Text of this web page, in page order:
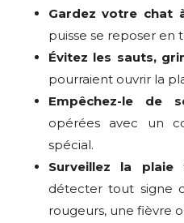
Gardez votre chat
puisse se reposer en
Évitez les sauts,
pourraient ouvrir la
Empêchez-le de
opérées avec un
spécial.
Surveillez la
détecter tout signe
rougeurs, une fièvre